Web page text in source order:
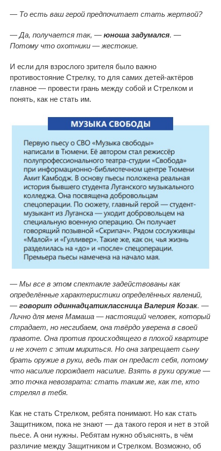
— То есть ваш герой предпочитает стать жертвой?
— Да, получается так, — юноша задумался. —
Потому что охотники — жестокие.
И если для взрослого зрителя было важно
противостояние Стрелку, то для самих детей-актёров
главное — провести грань между собой и Стрелком и
понять, как не стать им.
— Мы все в этом спектакле задействованы как
определённые характеристики определённых явлений,
— говорит одиннадцатиклассница Валерия Козак. —
Лично для меня Мамаша — настоящий человек, который
страдает, но несгибаем, она твёрдо уверена в своей
правоте. Она против происходящего в плохой квартире
и не хочет с этим мириться. Но она запрещает сыну
брать оружие в руки, ведь так он предаст себя, потому
что насилие порождает насилие. Взять в руки оружие —
это точка невозврата: стать таким же, как те, кто
стрелял в тебя.
Как не стать Стрелком, ребята понимают. Но как стать
Защитником, пока не знают — да такого героя и нет в этой
пьесе. А они нужны. Ребятам нужно объяснять, в чём
различие между Защитником и Стрелком. Возможно, об